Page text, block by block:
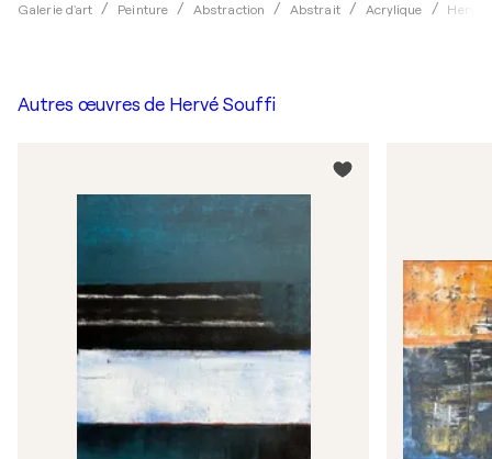
Galerie d'art Peinture Abstraction Abstrait Acrylique Hervé
Autres œuvres de Hervé Souffi